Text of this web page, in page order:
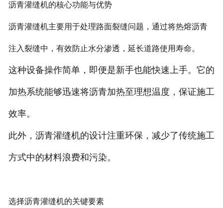
联系我们
英文站
沥青灌缝机的核心功能与优势
沥青灌缝机主要用于处理路面裂缝问题，通过将热熔沥青
注入裂缝中，有效防止水分渗透，延长道路使用寿命。
这种设备操作简单，即便是新手也能快速上手。它的
加热系统能够迅速将沥青加热至理想温度，保证施工
效率。
此外，沥青灌缝机的设计注重环保，减少了传统施工
方式中的材料浪费和污染。
选择沥青灌缝机的关键要素